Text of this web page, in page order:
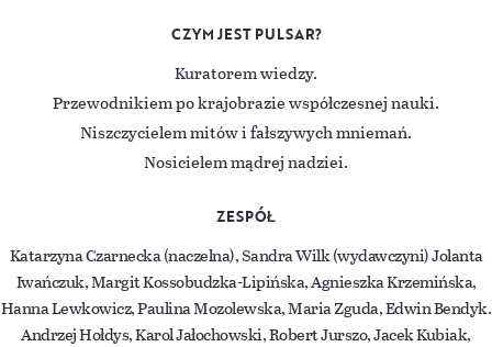
CZYM JEST PULSAR?
Kuratorem wiedzy.
Przewodnikiem po krajobrazie współczesnej nauki.
Niszczycielem mitów i fałszywych mniemań.
Nosicielem mądrej nadziei.
ZESPÓŁ
Katarzyna Czarnecka (naczelna), Sandra Wilk (wydawczyni) Jolanta
Iwańczuk, Margit Kossobudzka-Lipińska, Agnieszka Krzemińska,
Hanna Lewkowicz, Paulina Mozolewska, Maria Zguda, Edwin Bendyk.
Andrzej Hołdys, Karol Jałochowski, Robert Jurszo, Jacek Kubiak,